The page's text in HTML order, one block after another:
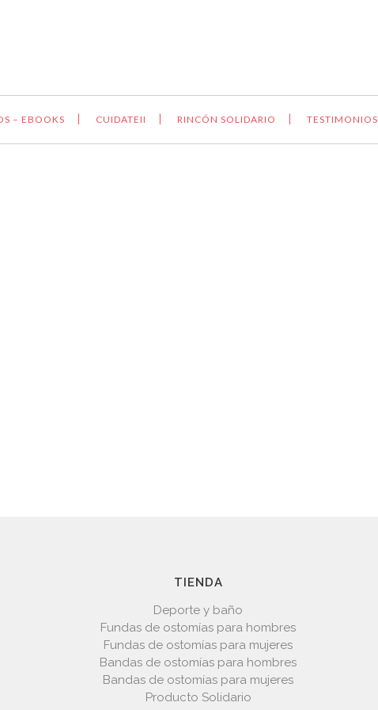
– EBOOKS CUIDATEII RINCÓN SOLIDARIO TESTIMONIOS
TIENDA
Deporte y baño
Fundas de ostomías para hombres
Fundas de ostomías para mujeres
Bandas de ostomías para hombres
Bandas de ostomías para mujeres
Producto Solidario